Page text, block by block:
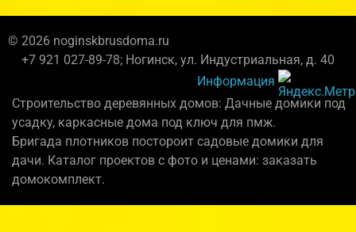
© 2026 noginskbrusdoma.ru
+7 921 027-89-78; Ногинск, ул. Индустриальная, д. 40
Информация
Строительство деревянных домов: Дачные домики под
усадку, каркасные дома под ключ для пмж.
Бригада плотников постороит садовые домики для
дачи. Каталог проектов с фото и ценами: заказать
домокомплект.